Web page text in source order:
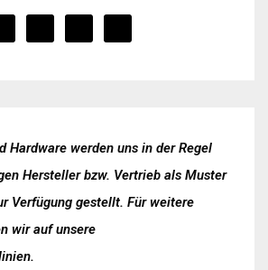
Hardware werden uns in der Regel
Hersteller bzw. Vertrieb als Muster
Verfügung gestellt. Für weitere
wir auf unsere
.